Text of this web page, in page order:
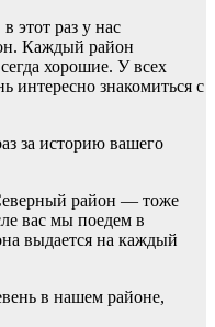
этот раз у нас
Каждый район
хорошие. У всех
интересно знакомиться с
за историю вашего
район — тоже
вас мы поедем в
выдается на каждый
в нашем районе,